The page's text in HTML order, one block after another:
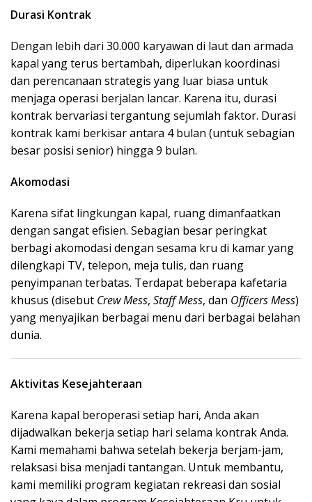
Durasi Kontrak
Dengan lebih dari 30.000 karyawan di laut dan armada
kapal yang terus bertambah, diperlukan koordinasi
dan perencanaan strategis yang luar biasa untuk
menjaga operasi berjalan lancar. Karena itu, durasi
kontrak bervariasi tergantung sejumlah faktor. Durasi
kontrak kami berkisar antara 4 bulan (untuk sebagian
besar posisi senior) hingga 9 bulan.
Akomodasi
Karena sifat lingkungan kapal, ruang dimanfaatkan
dengan sangat efisien. Sebagian besar peringkat
berbagi akomodasi dengan sesama kru di kamar yang
dilengkapi TV, telepon, meja tulis, dan ruang
penyimpanan terbatas. Terdapat beberapa kafetaria
khusus (disebut Crew Mess, Staff Mess, dan Officers Mess)
yang menyajikan berbagai menu dari berbagai belahan
dunia.
Aktivitas Kesejahteraan
Karena kapal beroperasi setiap hari, Anda akan
dijadwalkan bekerja setiap hari selama kontrak Anda.
Kami memahami bahwa setelah bekerja berjam-jam,
relaksasi bisa menjadi tantangan. Untuk membantu,
kami memiliki program kegiatan rekreasi dan sosial